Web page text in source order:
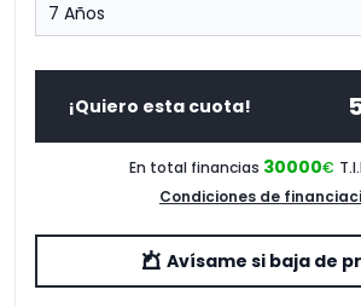
km
¡Quiero esta cuota!
En total financias 30000€
Condiciones de
Avísame si baja de